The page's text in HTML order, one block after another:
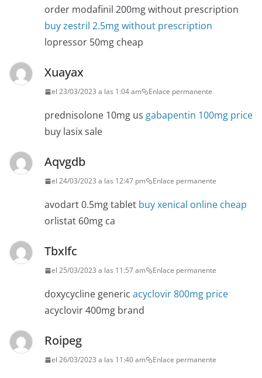
order modafinil 200mg without prescription
buy zestril 2.5mg without prescription
lopressor 50mg cheap
Xuayax
el 23/03/2023 a las 1:04 am Enlace permanente
prednisolone 10mg us gabapentin 100mg price
buy lasix sale
Aqvgdb
el 24/03/2023 a las 12:47 pm Enlace permanente
avodart 0.5mg tablet buy xenical online cheap
orlistat 60mg ca
Tbxlfc
el 25/03/2023 a las 11:57 am Enlace permanente
doxycycline generic acyclovir 800mg price
acyclovir 400mg brand
Roipeg
el 26/03/2023 a las 11:40 am Enlace permanente